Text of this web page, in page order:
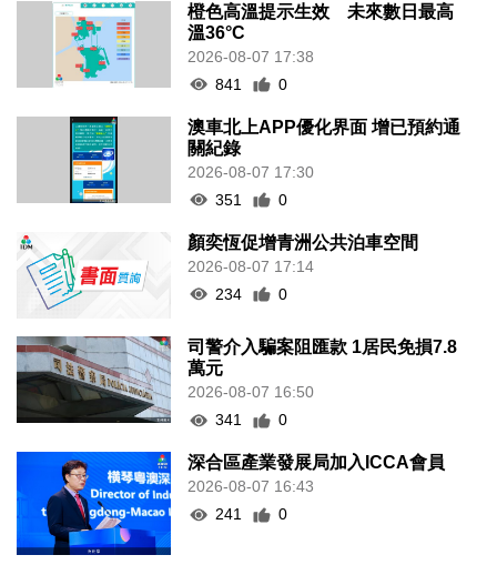
橙色高溫提示生效 未來數日最高
溫36°C
2026-08-07 17:38
841
0
澳車北上APP優化界面 增已預約通
關紀錄
2026-08-07 17:30
351
0
顏奕恆促增青洲公共泊車空間
2026-08-07 17:14
234
0
司警介入騙案阻匯款 1居民免損7.8
萬元
2026-08-07 16:50
341
0
深合區產業發展局加入ICCA會員
2026-08-07 16:43
241
0